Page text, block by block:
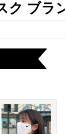
ク ブラ